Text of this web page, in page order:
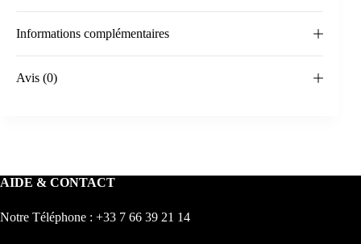
Informations complémentaires
Avis (0)
AIDE & CONTACT
Notre Téléphone : +33 7 66 39 21 14